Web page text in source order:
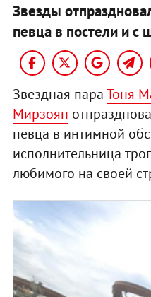
Звезды
певца в постели и с
Звездная параТоня
Мирзоян
певца в интимной
исполнительница
любимого на своей